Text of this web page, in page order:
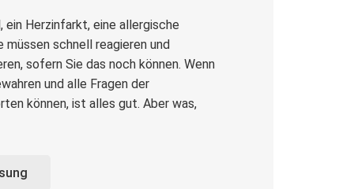
ein Herzinfarkt, eine allergische
müssen schnell reagieren und
sofern Sie das noch können. Wenn
und alle Fragen der
können, ist alles gut. Aber was,